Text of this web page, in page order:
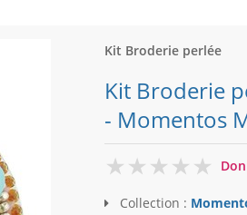
Kit Broderie perlée
Kit Broderie
- Momentos
0
Collection :